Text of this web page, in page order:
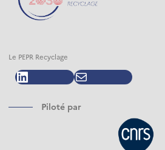
Le PEPR Recyclage
LinkedInE-mail
Piloté par